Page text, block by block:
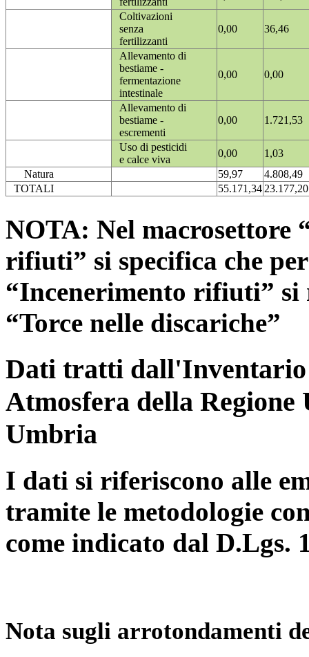
Coltivazioni
senza
fertilizzanti
0,00 36,46
Allevamento di
bestiame -
fermentazione
intestinale
0,00 0,00
Allevamento di
bestiame -
escrementi
0,00 1.721,53
Uso di pesticidi
e calce viva
0,00
1,03
Natura
59,97
4.808,49
TOTALI
55.171,3423.177,20
NOTA: Nel macrosettore
rifiuti” si specifica che
“Incenerimento rifiuti”
“Torce nelle discariche”
Dati tratti dall'Inventario
Atmosfera della
Umbria
I dati si riferiscono alle
tramite le metodologie
come indicato dal D.Lgs.
Nota sugli arrotondamenti